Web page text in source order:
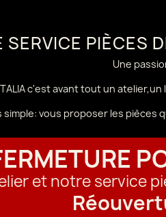
SERVICE PIÈCES
Une
c'est avant tout un
vous proposer les
et notre service